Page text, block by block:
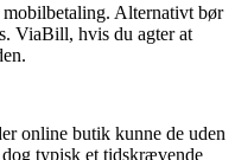
Alternativt bør
ViaBill, hvis du agter at
online butik kunne de uden
typisk et tidskrævende